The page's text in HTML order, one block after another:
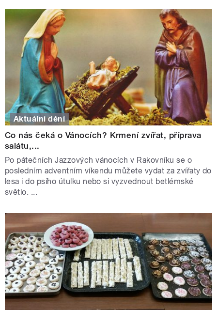
Aktuální dění
Co nás čeká o Vánocích? Krmení zvířat, příprava
salátu,...
Po pátečních Jazzových vánocích v Rakovníku se o
posledním adventním víkendu můžete vydat za zvířaty do
lesa i do psího útulku nebo si vyzvednout betlémské
světlo. ...